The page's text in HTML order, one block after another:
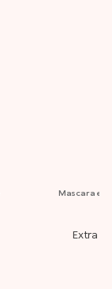
Mascara
Extra